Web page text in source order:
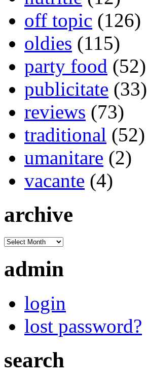
off topic (126)
oldies (115)
party food (52)
publicitate (33)
reviews (73)
traditional (52)
umanitare (2)
vacante (4)
archive
admin
login
lost password?
search